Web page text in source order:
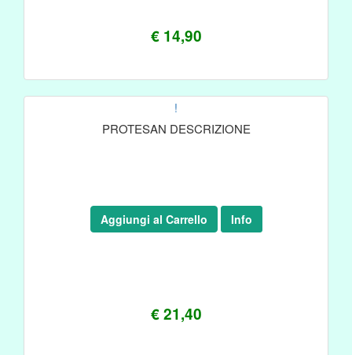
€ 14,90
!
PROTESAN DESCRIZIONE
€ 21,40
Aggiungi al Carrello Info